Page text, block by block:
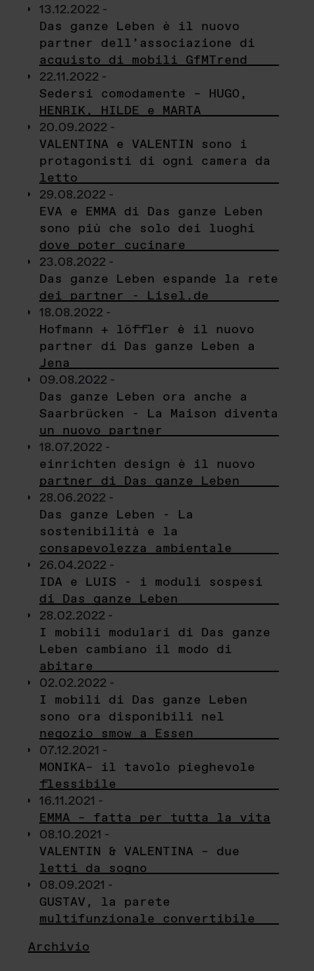
13.12.2022 -
Das ganze Leben è il nuovo
partner dell’associazione di
acquisto di mobili GfMTrend
22.11.2022 -
Sedersi comodamente – HUGO,
HENRIK, HILDE e MARTA
20.09.2022 -
VALENTINA e VALENTIN sono i
protagonisti di ogni camera da
letto
29.08.2022 -
EVA e EMMA di Das ganze Leben
sono più che solo dei luoghi
dove poter cucinare
23.08.2022 -
Das ganze Leben espande la rete
dei partner - Lisel.de
18.08.2022 -
Hofmann + löffler è il nuovo
partner di Das ganze Leben a
Jena
09.08.2022 -
Das ganze Leben ora anche a
Saarbrücken - La Maison diventa
un nuovo partner
18.07.2022 -
einrichten design è il nuovo
partner di Das ganze Leben
28.06.2022 -
Das ganze Leben - La
sostenibilità e la
consapevolezza ambientale
26.04.2022 -
IDA e LUIS - i moduli sospesi
di Das ganze Leben
28.02.2022 -
I mobili modulari di Das ganze
Leben cambiano il modo di
abitare
02.02.2022 -
I mobili di Das ganze Leben
sono ora disponibili nel
negozio smow a Essen
07.12.2021 -
MONIKA– il tavolo pieghevole
flessibile
16.11.2021 -
EMMA – fatta per tutta la vita
08.10.2021 -
VALENTIN & VALENTINA – due
letti da sogno
08.09.2021 -
GUSTAV, la parete
multifunzionale convertibile
Archivio